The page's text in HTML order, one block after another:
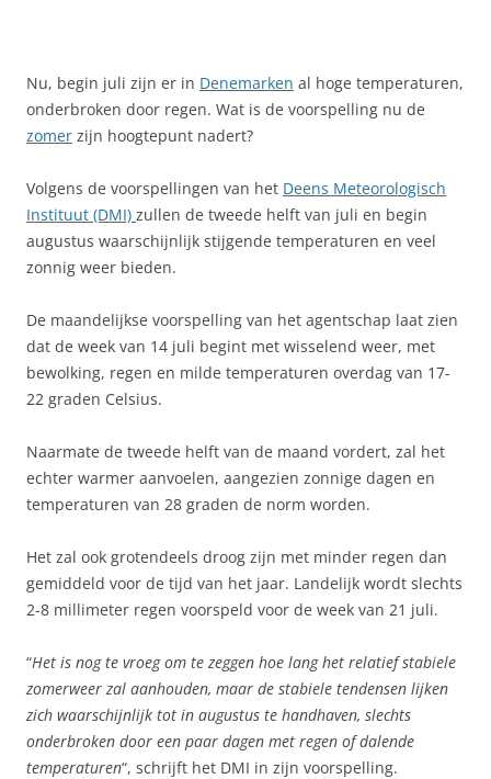
Nu, begin juli zijn er in Denemarken al hoge temperaturen,
onderbroken door regen. Wat is de voorspelling nu de
zomer zijn hoogtepunt nadert?
Volgens de voorspellingen van het Deens Meteorologisch
Instituut (DMI) zullen de tweede helft van juli en begin
augustus waarschijnlijk stijgende temperaturen en veel
zonnig weer bieden.
De maandelijkse voorspelling van het agentschap laat zien
dat de week van 14 juli begint met wisselend weer, met
bewolking, regen en milde temperaturen overdag van 17-
22 graden Celsius.
Naarmate de tweede helft van de maand vordert, zal het
echter warmer aanvoelen, aangezien zonnige dagen en
temperaturen van 28 graden de norm worden.
Het zal ook grotendeels droog zijn met minder regen dan
gemiddeld voor de tijd van het jaar. Landelijk wordt slechts
2-8 millimeter regen voorspeld voor de week van 21 juli.
“Het is nog te vroeg om te zeggen hoe lang het relatief stabiele
zomerweer zal aanhouden, maar de stabiele tendensen lijken
zich waarschijnlijk tot in augustus te handhaven, slechts
onderbroken door een paar dagen met regen of dalende
temperaturen“, schrijft het DMI in zijn voorspelling.